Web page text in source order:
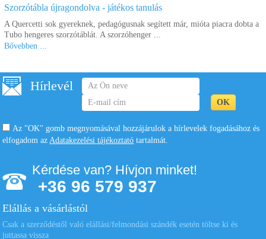
Szorzótábla újragondolva - játékos tanulás
A Quercetti sok gyereknek, pedagógusnak segített már, mióta piacra dobta a
Tubo hengeres szorzótáblát. A szorzóhenger ...
Bővebben ...
Hírlevél
Az "OK" gomb megnyomásával hozzájárulok a hírlevelek fogadásához és
elfogadom az Adatakezelési tájékoztató tartalmát.
Kérdése van? Hívjon minket!
+36 96 579 937
Elállás a vásárlástól
Csak a szerződéstől való elállási/felmondási szándék esetén töltse ki és
juttassa vissza